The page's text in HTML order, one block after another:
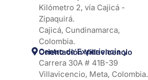
Kilómetro 2, vía Cajicá -
Zipaquirá.
Cajicá, Cundinamarca,
Colombia.
Centro de Experiencia y Orientación Villavicencio
Carrera 30A # 41B-39
Villavicencio, Meta, Colombia.